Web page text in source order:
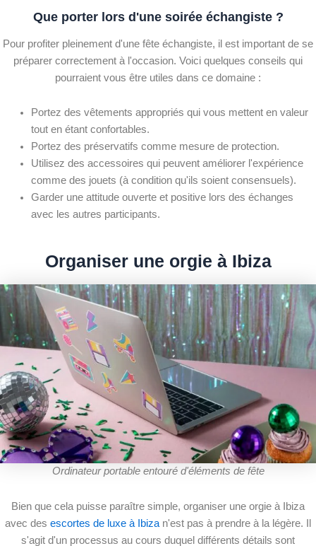
Que porter lors d'une soirée échangiste ?
Pour profiter pleinement d'une fête échangiste, il est important de se
préparer correctement à l'occasion. Voici quelques conseils qui
pourraient vous être utiles dans ce domaine :
Portez des vêtements appropriés qui vous mettent en valeur
tout en étant confortables.
Portez des préservatifs comme mesure de protection.
Utilisez des accessoires qui peuvent améliorer l'expérience
comme des jouets (à condition qu'ils soient consensuels).
Garder une attitude ouverte et positive lors des échanges
avec les autres participants.
Organiser une orgie à Ibiza
Ordinateur portable entouré d'éléments de fête
Bien que cela puisse paraître simple, organiser une orgie à Ibiza
avec des escortes de luxe à Ibiza n'est pas à prendre à la légère. Il
s'agit d'un processus au cours duquel différents détails sont